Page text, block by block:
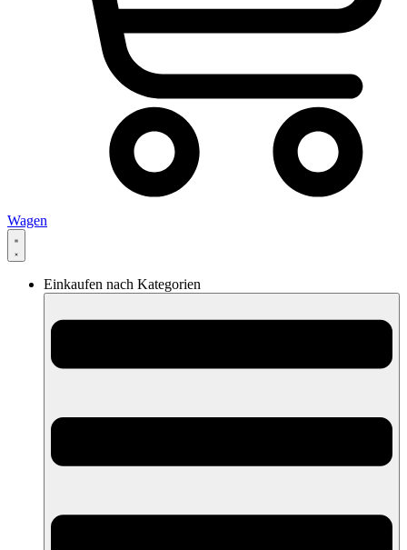
Wagen
Einkaufen nach Kategorien